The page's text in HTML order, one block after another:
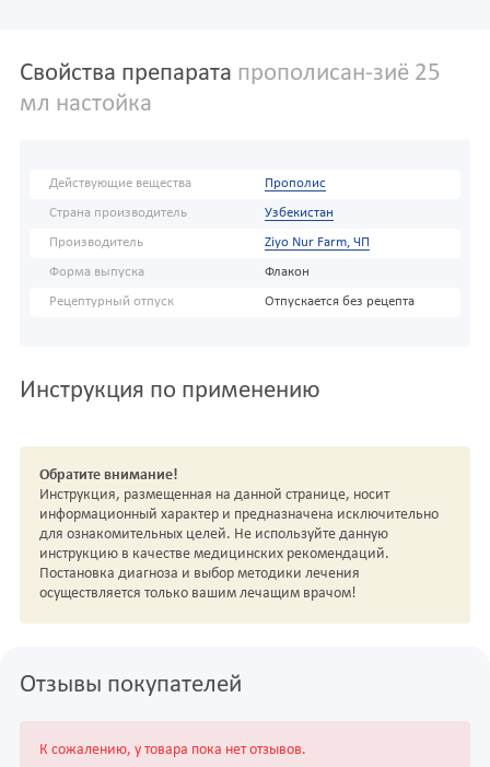
Свойства препарата прополисан-зиё 25
мл настойка
Действующие вещества Прополис
Страна производитель Узбекистан
Производитель Ziyo Nur Farm, ЧП
Форма выпуска Флакон
Рецептурный отпуск Отпускается без рецепта
Инструкция по применению
Обратите внимание!
Инструкция, размещенная на данной странице, носит
информационный характер и предназначена исключительно
для ознакомительных целей. Не используйте данную
инструкцию в качестве медицинских рекомендаций.
Постановка диагноза и выбор методики лечения
осуществляется только вашим лечащим врачом!
Отзывы покупателей
К сожалению, у товара пока нет отзывов.